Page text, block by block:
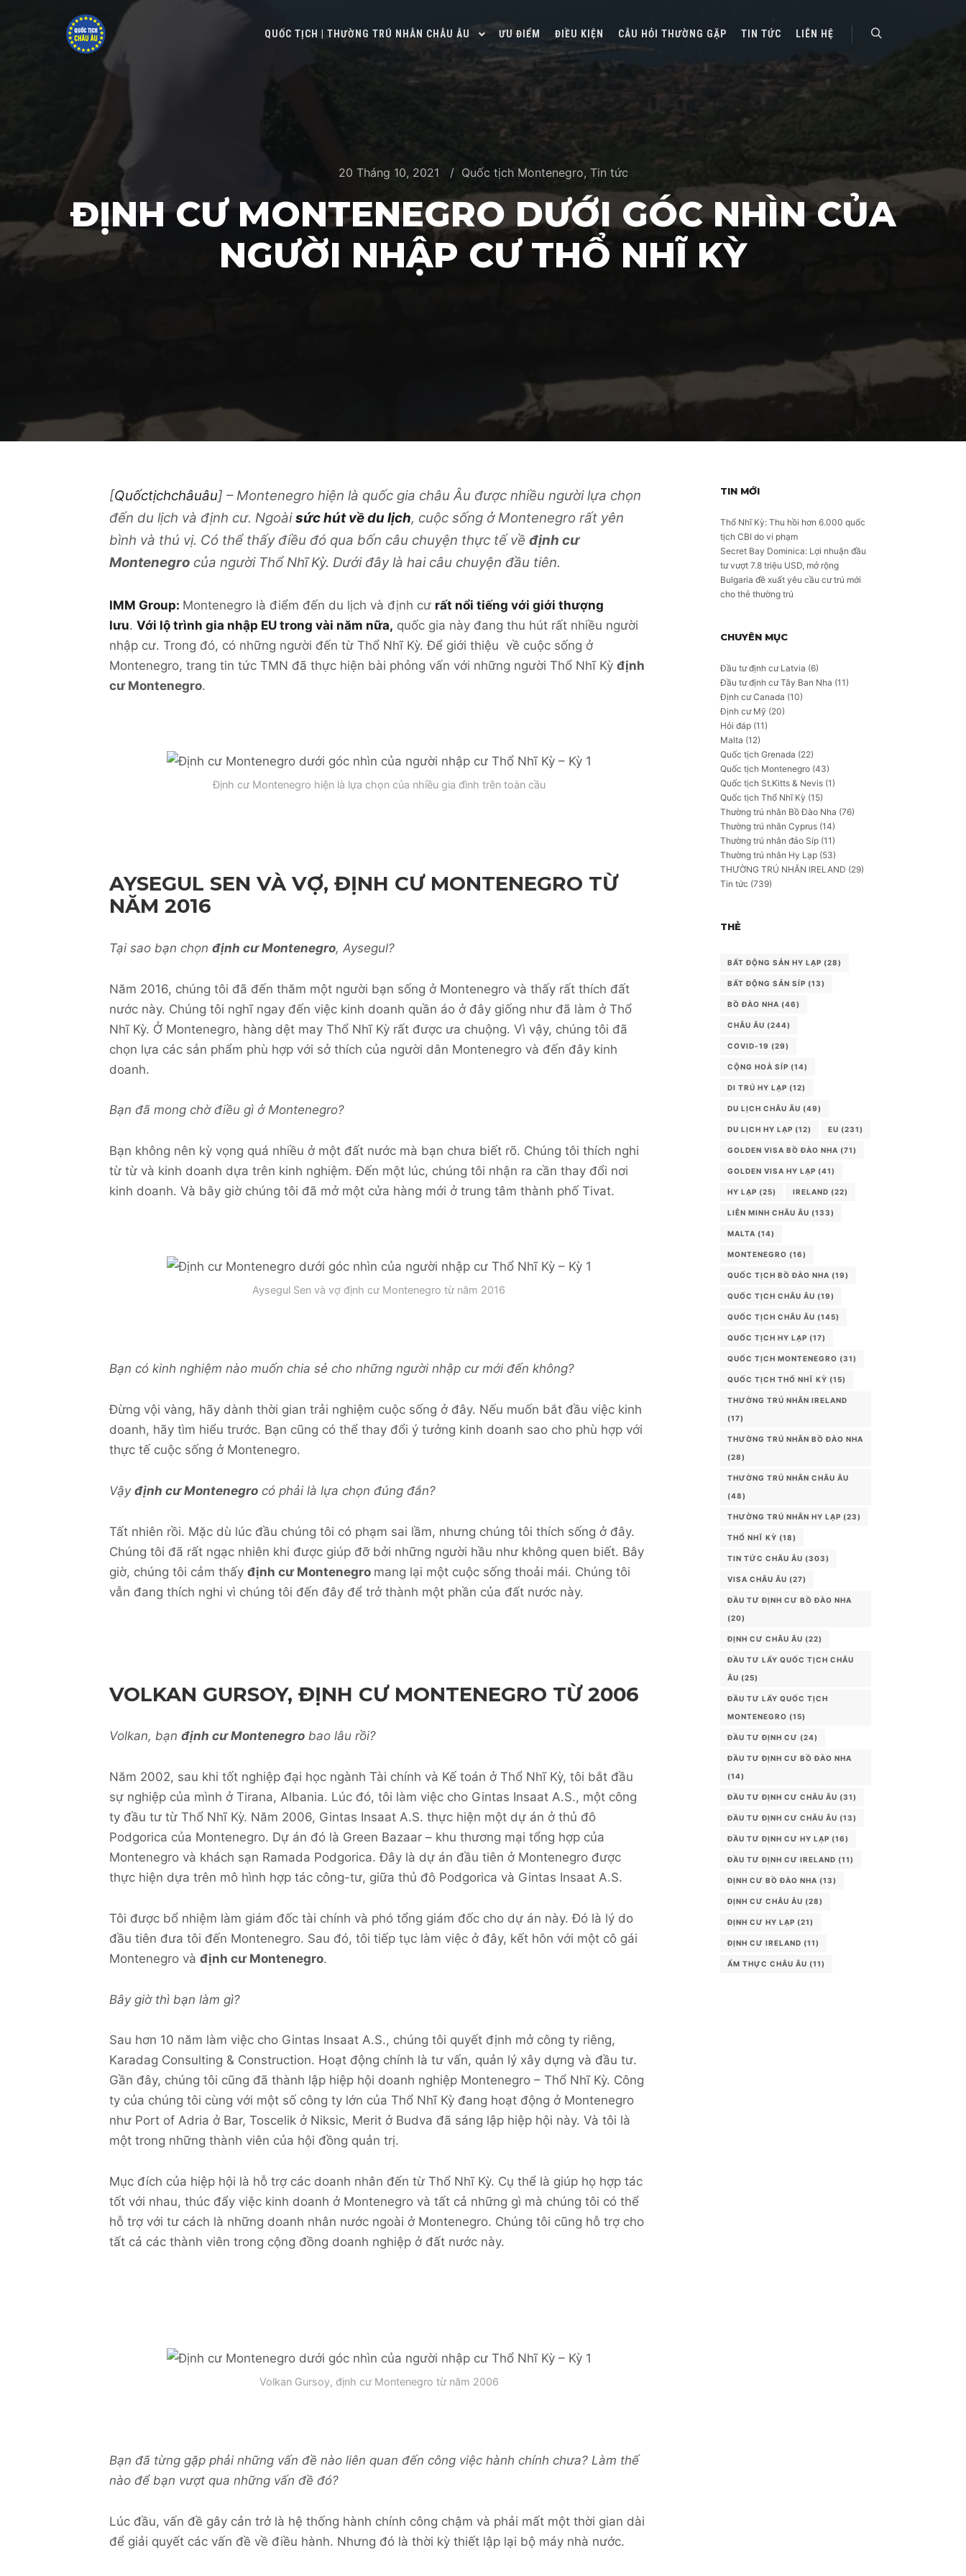
QUỐC TỊCH | THƯỜNG TRÚ NHÂN CHÂU ÂU ƯU ĐIỂM ĐIỀU KIỆN CÂU HỎI THƯỜNG GẶP TIN TỨC LIÊN HỆ
20 Tháng 10, 2021 Quốc tịch Montenegro, Tin tức
ĐỊNH CƯ MONTENEGRO DƯỚI GÓC NHÌN CỦA
NGƯỜI NHẬP CƯ THỔ NHĨ KỲ
[Quốctịchchâuâu] – Montenegro hiện là quốc gia châu Âu được nhiều người lựa chọn
đến du lịch và định cư. Ngoàisức hút về du lịch, cuộc sống ở Montenegro rất yên
bình và thú vị. Có thể thấy điều đó qua bốn câu chuyện thực tế về định cư
Montenegro của người Thổ Nhĩ Kỳ. Dưới đây là hai câu chuyện đầu tiên.
IMM Group: Montenegro là điểm đến du lịch và định cư rất nổi tiếng với giới thượng
lưu. Với lộ trình gia nhập EU trong vài năm nữa, quốc gia này đang thu hút rất nhiều người
nhập cư. Trong đó, có những người đến từ Thổ Nhĩ Kỳ. Để giới thiệu về cuộc sống ở
Montenegro, trang tin tức TMN đã thực hiện bài phỏng vấn với những người Thổ Nhĩ Kỳ định
cư Montenegro.
Định cư Montenegro hiện là lựa chọn của nhiều gia đình trên toàn cầu
AYSEGUL SEN VÀ VỢ, ĐỊNH CƯ MONTENEGRO TỪ
NĂM 2016
Tại sao bạn chọn định cư Montenegro, Aysegul?
Năm 2016, chúng tôi đã đến thăm một người bạn sống ở Montenegro và thấy rất thích đất
nước này. Chúng tôi nghĩ ngay đến việc kinh doanh quần áo ở đây giống như đã làm ở Thổ
Nhĩ Kỳ. Ở Montenegro, hàng dệt may Thổ Nhĩ Kỳ rất được ưa chuộng. Vì vậy, chúng tôi đã
chọn lựa các sản phẩm phù hợp với sở thích của người dân Montenegro và đến đây kinh
doanh.
Bạn đã mong chờ điều gì ở Montenegro?
Bạn không nên kỳ vọng quá nhiều ở một đất nước mà bạn chưa biết rõ. Chúng tôi thích nghi
từ từ và kinh doanh dựa trên kinh nghiệm. Đến một lúc, chúng tôi nhận ra cần thay đổi nơi
kinh doanh. Và bây giờ chúng tôi đã mở một cửa hàng mới ở trung tâm thành phố Tivat.
Aysegul Sen và vợ định cư Montenegro từ năm 2016
Bạn có kinh nghiệm nào muốn chia sẻ cho những người nhập cư mới đến không?
Đừng vội vàng, hãy dành thời gian trải nghiệm cuộc sống ở đây. Nếu muốn bắt đầu việc kinh
doanh, hãy tìm hiểu trước. Bạn cũng có thể thay đổi ý tưởng kinh doanh sao cho phù hợp với
thực tế cuộc sống ở Montenegro.
Vậy định cư Montenegro có phải là lựa chọn đúng đắn?
Tất nhiên rồi. Mặc dù lúc đầu chúng tôi có phạm sai lầm, nhưng chúng tôi thích sống ở đây.
Chúng tôi đã rất ngạc nhiên khi được giúp đỡ bởi những người hầu như không quen biết. Bây
giờ, chúng tôi cảm thấy định cư Montenegro mang lại một cuộc sống thoải mái. Chúng tôi
vẫn đang thích nghi vì chúng tôi đến đây để trở thành một phần của đất nước này.
VOLKAN GURSOY, ĐỊNH CƯ MONTENEGRO TỪ 2006
Volkan, bạn định cư Montenegro bao lâu rồi?
Năm 2002, sau khi tốt nghiệp đại học ngành Tài chính và Kế toán ở Thổ Nhĩ Kỳ, tôi bắt đầu
sự nghiệp của mình ở Tirana, Albania. Lúc đó, tôi làm việc cho Gintas Insaat A.S., một công
ty đầu tư từ Thổ Nhĩ Kỳ. Năm 2006, Gintas Insaat A.S. thực hiện một dự án ở thủ đô
Podgorica của Montenegro. Dự án đó là Green Bazaar – khu thương mại tổng hợp của
Montenegro và khách sạn Ramada Podgorica. Đây là dự án đầu tiên ở Montenegro được
thực hiện dựa trên mô hình hợp tác công-tư, giữa thủ đô Podgorica và Gintas Insaat A.S.
Tôi được bổ nhiệm làm giám đốc tài chính và phó tổng giám đốc cho dự án này. Đó là lý do
đầu tiên đưa tôi đến Montenegro. Sau đó, tôi tiếp tục làm việc ở đây, kết hôn với một cô gái
Montenegro và định cư Montenegro.
Bây giờ thì bạn làm gì?
Sau hơn 10 năm làm việc cho Gintas Insaat A.S., chúng tôi quyết định mở công ty riêng,
Karadag Consulting & Construction. Hoạt động chính là tư vấn, quản lý xây dựng và đầu tư.
Gần đây, chúng tôi cũng đã thành lập hiệp hội doanh nghiệp Montenegro – Thổ Nhĩ Kỳ. Công
ty của chúng tôi cùng với một số công ty lớn của ​​Thổ Nhĩ Kỳ đang hoạt động ở Montenegro
như Port of Adria ở Bar, Toscelik ở Niksic, Merit ở Budva đã sáng lập hiệp hội này. Và tôi là
một trong những thành viên của hội đồng quản trị.
Mục đích của hiệp hội là hỗ trợ các doanh nhân đến từ Thổ Nhĩ Kỳ. Cụ thể là giúp họ hợp tác
tốt với nhau, thúc đẩy việc kinh doanh ở Montenegro và tất cả những gì mà chúng tôi có thể
hỗ trợ với tư cách là những doanh nhân nước ngoài ở Montenegro. Chúng tôi cũng hỗ trợ cho
tất cả các thành viên trong cộng đồng doanh nghiệp ở đất nước này.
Volkan Gursoy, định cư Montenegro từ năm 2006
Bạn đã từng gặp phải những vấn đề nào liên quan đến công việc hành chính chưa? Làm thế
nào để bạn vượt qua những vấn đề đó?
Lúc đầu, vấn đề gây cản trở là hệ thống hành chính công chậm và phải mất một thời gian dài
để giải quyết các vấn đề về điều hành. Nhưng đó là thời kỳ thiết lập lại bộ máy nhà nước.
TIN MỚI
Thổ Nhĩ Kỳ: Thu hồi hơn 6.000 quốc
tịch CBI do vi phạm
Secret Bay Dominica: Lợi nhuận đầu
tư vượt 7.8 triệu USD, mở rộng
Bulgaria đề xuất yêu cầu cư trú mới
cho thẻ thường trú
CHUYÊN MỤC
Đầu tư định cư Latvia (6)
Đầu tư định cư Tây Ban Nha (11)
Định cư Canada (10)
Định cư Mỹ (20)
Hỏi đáp (11)
Malta (12)
Quốc tịch Grenada (22)
Quốc tịch Montenegro (43)
Quốc tịch St.Kitts & Nevis (1)
Quốc tịch Thổ Nhĩ Kỳ (15)
Thường trú nhân Bồ Đào Nha (76)
Thường trú nhân Cyprus (14)
Thường trú nhân đảo Síp (11)
Thường trú nhân Hy Lạp (53)
THƯỜNG TRÚ NHÂN IRELAND (29)
Tin tức (739)
THẺ
BẤT ĐỘNG SẢN HY LẠP (28)
BẤT ĐỘNG SẢN SÍP (13)
BỒ ĐÀO NHA (46)
CHÂU ÂU (244)
COVID-19 (29)
CỘNG HOÀ SÍP (14)
DI TRÚ HY LẠP (12)
DU LỊCH CHÂU ÂU (49)
DU LỊCH HY LẠP (12) EU (231)
GOLDEN VISA BỒ ĐÀO NHA (71)
GOLDEN VISA HY LẠP (41)
HY LẠP (25) IRELAND (22)
LIÊN MINH CHÂU ÂU (133)
MALTA (14)
MONTENEGRO (16)
QUỐC TỊCH BỒ ĐÀO NHA (19)
QUỐC TỊCH CHÂU ÂU (19)
QUỐC TỊCH CHÂU ÂU (145)
QUỐC TỊCH HY LẠP (17)
QUỐC TỊCH MONTENEGRO (31)
QUỐC TỊCH THỔ NHĨ KỲ (15)
THƯỜNG TRÚ NHÂN IRELAND
(17)
THƯỜNG TRÚ NHÂN BỒ ĐÀO NHA
(28)
THƯỜNG TRÚ NHÂN CHÂU ÂU
(48)
THƯỜNG TRÚ NHÂN HY LẠP (23)
THỔ NHĨ KỲ (18)
TIN TỨC CHÂU ÂU (303)
VISA CHÂU ÂU (27)
ĐẦU TƯ ĐỊNH CƯ BỒ ĐÀO NHA
(20)
ĐỊNH CƯ CHÂU ÂU (22)
ĐẦU TƯ LẤY QUỐC TỊCH CHÂU
ÂU (25)
ĐẦU TƯ LẤY QUỐC TỊCH
MONTENEGRO (15)
ĐẦU TƯ ĐỊNH CƯ (24)
ĐẦU TƯ ĐỊNH CƯ BỒ ĐÀO NHA
(14)
ĐẦU TƯ ĐỊNH CƯ CHÂU ÂU (31)
ĐẦU TƯ ĐỊNH CƯ CHÂU ÂU (13)
ĐẦU TƯ ĐỊNH CƯ HY LẠP (16)
ĐẦU TƯ ĐỊNH CƯ IRELAND (11)
ĐỊNH CƯ BỒ ĐÀO NHA (13)
ĐỊNH CƯ CHÂU ÂU (28)
ĐỊNH CƯ HY LẠP (21)
ĐỊNH CƯ IRELAND (11)
ẨM THỰC CHÂU ÂU (11)